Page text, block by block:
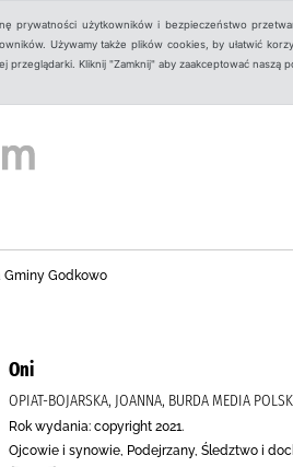
prywatności użytkowników i bezpieczeństwo
Używamy także plików cookies, by ułatwić
przeglądarki. Kliknij "Zamknij" aby zaakceptować naszą
Gminy Godkowo
Oni
OPIAT-BOJARSKA, JOANNA, BURDA MEDIA
Rok wydania: copyright 2021.
Ojcowie i synowie, Podejrzany, Śledztwo i